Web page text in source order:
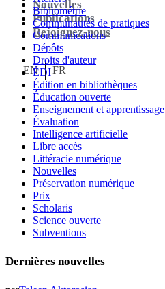
Nouvelles
Publications
Rejoignez-nous
EN FR
Bibliométrie
Communautés de pratiques
Communications
Dépôts
Droits d'auteur
ÉDI
Édition en bibliothèques
Éducation ouverte
Enseignement et apprentissage
Évaluation
Intelligence artificielle
Libre accès
Littéracie numérique
Nouvelles
Préservation numérique
Prix
Scholaris
Science ouverte
Subventions
Dernières nouvelles